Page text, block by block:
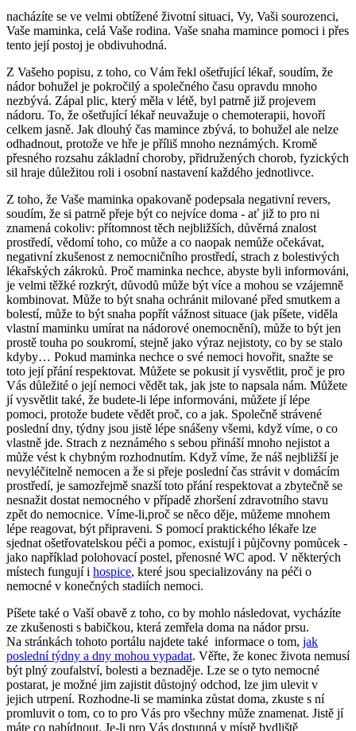
nacházíte se ve velmi obtížené životní situaci, Vy, Vaši sourozenci,
Vaše maminka, celá Vaše rodina. Vaše snaha mamince pomoci i přes
tento její postoj je obdivuhodná.
Z Vašeho popisu, z toho, co Vám řekl ošetřující lékař, soudím, že
nádor bohužel je pokročilý a společného času opravdu mnoho
nezbývá. Zápal plic, který měla v létě, byl patrně již projevem
nádoru. To, že ošetřující lékař neuvažuje o chemoterapii, hovoří
celkem jasně. Jak dlouhý čas mamince zbývá, to bohužel ale nelze
odhadnout, protože ve hře je příliš mnoho neznámých. Kromě
přesného rozsahu základní choroby, přidružených chorob, fyzických
sil hraje důležitou roli i osobní nastavení každého jednotlivce.
Z toho, že Vaše maminka opakovaně podepsala negativní revers,
soudím, že si patrně přeje být co nejvíce doma - ať již to pro ni
znamená cokoliv: přítomnost těch nejbližších, důvěrná znalost
prostředí, vědomí toho, co může a co naopak nemůže očekávat,
negativní zkušenost z nemocničního prostředí, strach z bolestivých
lékařských zákroků. Proč maminka nechce, abyste byli informováni,
je velmi těžké rozkrýt, důvodů může být více a mohou se vzájemně
kombinovat. Může to být snaha ochránit milované před smutkem a
bolestí, může to být snaha popřít vážnost situace (jak píšete, viděla
vlastní maminku umírat na nádorové onemocnění), může to být jen
prostě touha po soukromí, stejně jako výraz nejistoty, co by se stalo
kdyby… Pokud maminka nechce o své nemoci hovořit, snažte se
toto její přání respektovat. Můžete se pokusit jí vysvětlit, proč je pro
Vás důležité o její nemoci vědět tak, jak jste to napsala nám. Můžete
jí vysvětlit také, že budete-li lépe informováni, můžete jí lépe
pomoci, protože budete vědět proč, co a jak. Společně strávené
poslední dny, týdny jsou jistě lépe snášeny všemi, když víme, o co
vlastně jde. Strach z neznámého s sebou přináší mnoho nejistot a
může vést k chybným rozhodnutím. Když víme, že náš nejbližší je
nevyléčitelně nemocen a že si přeje poslední čas strávit v domácím
prostředí, je samozřejmě snazší toto přání respektovat a zbytečně se
nesnažit dostat nemocného v případě zhoršení zdravotního stavu
zpět do nemocnice. Víme-li,proč se něco děje, můžeme mnohem
lépe reagovat, být připraveni. S pomocí praktického lékaře lze
sjednat ošetřovatelskou péči a pomoc, existují i půjčovny pomůcek -
jako například polohovací postel, přenosné WC apod. V některých
místech fungují i hospice, které jsou specializovány na péči o
nemocné v konečných stadiích nemoci.
Píšete také o Vaší obavě z toho, co by mohlo následovat, vycházíte
ze zkušenosti s babičkou, která zemřela doma na nádor prsu.
Na stránkách tohoto portálu najdete také informace o tom, jak
poslední týdny a dny mohou vypadat. Věřte, že konec života nemusí
být plný zoufalství, bolesti a beznaděje. Lze se o tyto nemocné
postarat, je možné jim zajistit důstojný odchod, lze jim ulevit v
jejich utrpení. Rozhodne-li se maminka zůstat doma, zkuste s ní
promluvit o tom, co to pro Vás pro všechny může znamenat. Jistě jí
máte co nabídnout. Je-li pro Vás dostupná v místě bydliště